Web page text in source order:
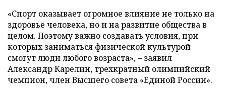
«Спорт оказывает огромное влияние не только на
здоровье человека, но и на развитие общества в
целом. Поэтому важно создавать условия, при
которых заниматься физической культурой
смогут люди любого возраста», – заявил
Александр Карелин, трехкратный олимпийский
чемпион, член Высшего совета «Единой России».